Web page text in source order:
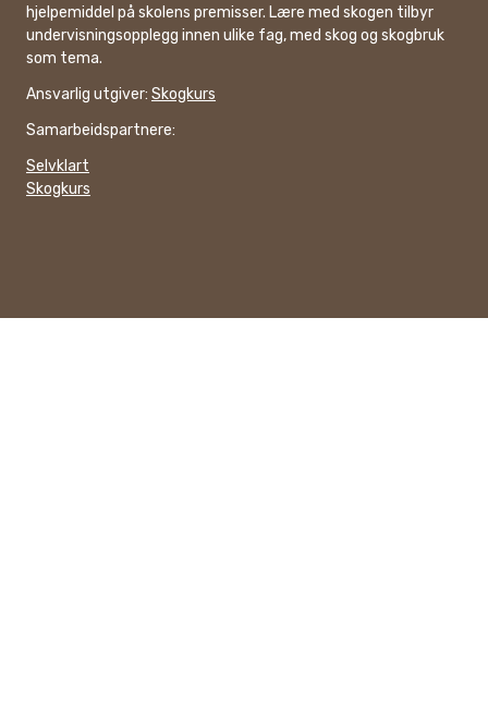
hjelpemiddel på skolens premisser. Lære med skogen tilbyr
undervisningsopplegg innen ulike fag, med skog og skogbruk
som tema.
Ansvarlig utgiver: Skogkurs
Samarbeidspartnere:
Selvklart
Skogkurs